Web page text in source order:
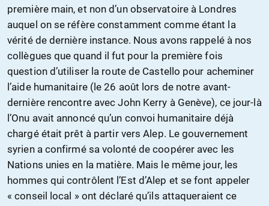
première main, et non d’un observatoire à Londres
auquel on se réfère constamment comme étant la
vérité de dernière instance. Nous avons rappelé à nos
collègues que quand il fut pour la première fois
question d’utiliser la route de Castello pour acheminer
l’aide humanitaire (le 26 août lors de notre avant-
dernière rencontre avec John Kerry à Genève), ce jour-là
l’Onu avait annoncé qu’un convoi humanitaire déjà
chargé était prêt à partir vers Alep. Le gouvernement
syrien a confirmé sa volonté de coopérer avec les
Nations unies en la matière. Mais le même jour, les
hommes qui contrôlent l’Est d’Alep et se font appeler
« conseil local » ont déclaré qu’ils attaqueraient ce